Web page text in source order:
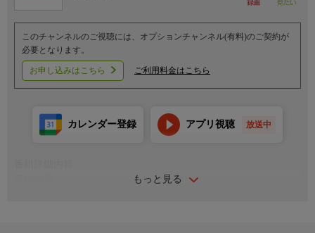
このチャンネルのご視聴には、オプションチャンネル(有料)のご契約が
必要となります。
お申し込みはこちら ご利用料金はこちら
もっと見る
カレンダー登録 アプリ視聴 放送中